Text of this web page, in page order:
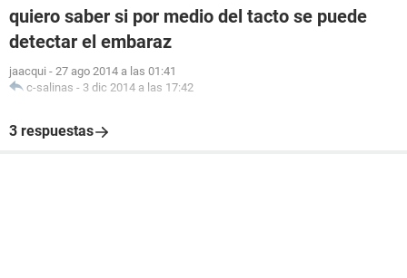
quiero saber si por medio del tacto se puede
detectar el embaraz
jaacqui - 27 ago 2014 a las 01:41
c-salinas - 3 dic 2014 a las 17:42
3 respuestas